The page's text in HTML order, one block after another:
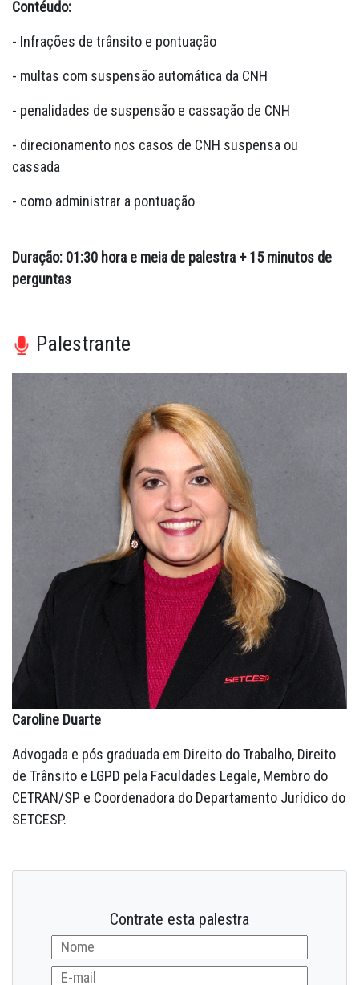
Contéudo:
- Infrações de trânsito e pontuação
- multas com suspensão automática da CNH
- penalidades de suspensão e cassação de CNH
- direcionamento nos casos de CNH suspensa ou
cassada
- como administrar a pontuação
Duração: 01:30 hora e meia de palestra + 15 minutos de
perguntas
Palestrante
Caroline Duarte
Advogada e pós graduada em Direito do Trabalho, Direito
de Trânsito e LGPD pela Faculdades Legale, Membro do
CETRAN/SP e Coordenadora do Departamento Jurídico do
SETCESP.
Contrate esta palestra